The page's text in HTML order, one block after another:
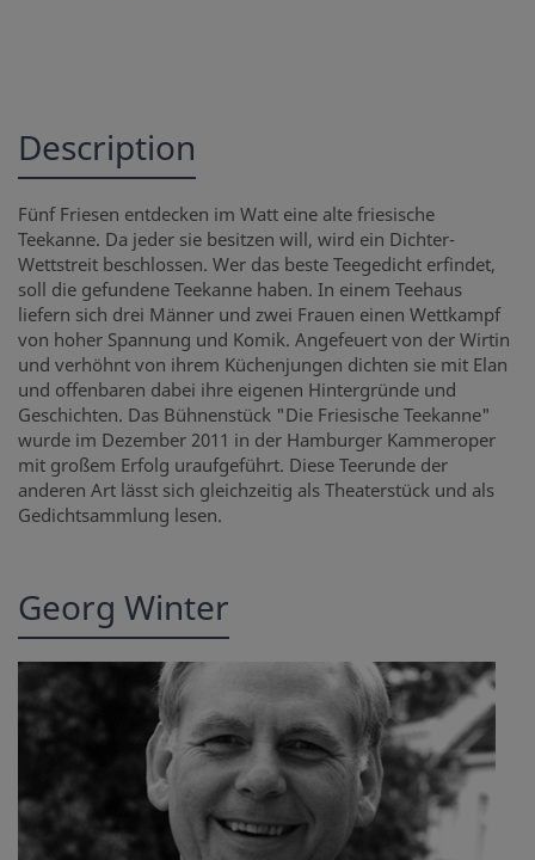
Description
Fünf Friesen entdecken im Watt eine alte friesische
Teekanne. Da jeder sie besitzen will, wird ein Dichter-
Wettstreit beschlossen. Wer das beste Teegedicht erfindet,
soll die gefundene Teekanne haben. In einem Teehaus
liefern sich drei Männer und zwei Frauen einen Wettkampf
von hoher Spannung und Komik. Angefeuert von der Wirtin
und verhöhnt von ihrem Küchenjungen dichten sie mit Elan
und offenbaren dabei ihre eigenen Hintergründe und
Geschichten. Das Bühnenstück "Die Friesische Teekanne"
wurde im Dezember 2011 in der Hamburger Kammeroper
mit großem Erfolg uraufgeführt. Diese Teerunde der
anderen Art lässt sich gleichzeitig als Theaterstück und als
Gedichtsammlung lesen.
Georg Winter